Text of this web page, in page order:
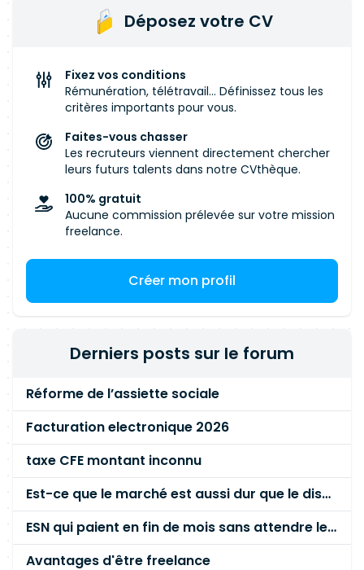
Déposez votre CV
Fixez vos conditions
Rémunération, télétravail... Définissez tous les
critères importants pour vous.
Faites-vous chasser
Les recruteurs viennent directement chercher
leurs futurs talents dans notre CVthèque.
100% gratuit
Aucune commission prélevée sur votre mission
freelance.
Créer mon profil
Derniers posts sur le forum
Réforme de l’assiette sociale
Facturation electronique 2026
taxe CFE montant inconnu
Est-ce que le marché est aussi dur que le disent les commerciaux ?
ESN qui paient en fin de mois sans attendre le paiement client ?
Avantages d'être freelance